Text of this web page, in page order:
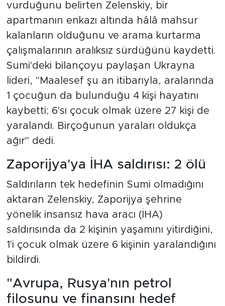
vurduğunu belirten Zelenskiy, bir
apartmanın enkazı altında hâlâ mahsur
kalanların olduğunu ve arama kurtarma
çalışmalarının aralıksız sürdüğünü kaydetti.
Sumi'deki bilançoyu paylaşan Ukrayna
lideri, "Maalesef şu an itibarıyla, aralarında
1 çocuğun da bulunduğu 4 kişi hayatını
kaybetti; 6'sı çocuk olmak üzere 27 kişi de
yaralandı. Birçoğunun yaraları oldukça
ağır" dedi.
Zaporijya'ya İHA saldırısı: 2 ölü
Saldırıların tek hedefinin Sumi olmadığını
aktaran Zelenskiy, Zaporijya şehrine
yönelik insansız hava aracı (İHA)
saldırısında da 2 kişinin yaşamını yitirdiğini,
1'i çocuk olmak üzere 6 kişinin yaralandığını
bildirdi.
"Avrupa, Rusya'nın petrol
filosunu ve finansını hedef